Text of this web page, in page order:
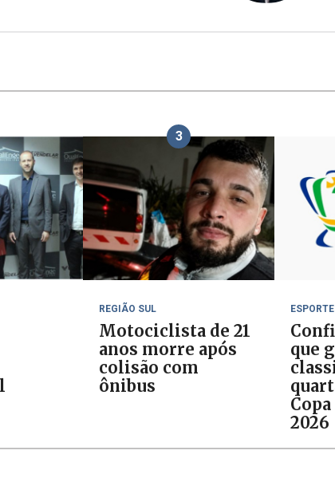
3
REGIÃO SUL
Motociclista de 21
anos morre após
colisão com
ônibus
que
2026